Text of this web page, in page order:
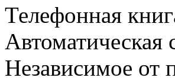
Телефонная
Автоматическая
Независимое от